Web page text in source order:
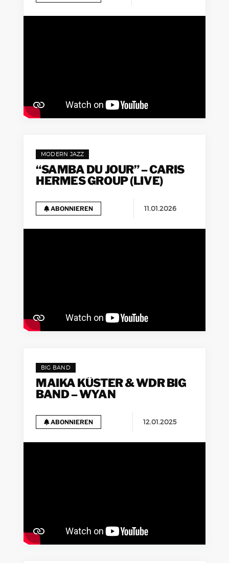
MODERN JAZZ
“SAMBA DU JOUR” – CARIS
HERMES GROUP (LIVE)
ABONNIEREN 11.01.2026
BIG BAND
MAIKA KÜSTER & WDR BIG
BAND – WYAN
ABONNIEREN 12.01.2025